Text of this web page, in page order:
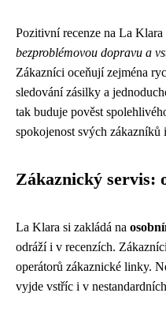
Pozitivní recenze na La
bezproblémovou dopravu a
Zákazníci oceňují zejména
sledování zásilky a
tak buduje pověst
spokojenost svých zákazníků
Zákaznický servis:
La Klara si zakládá na
odráží i v recenzích.
operátorů zákaznické linky.
vyjde vstříc i v